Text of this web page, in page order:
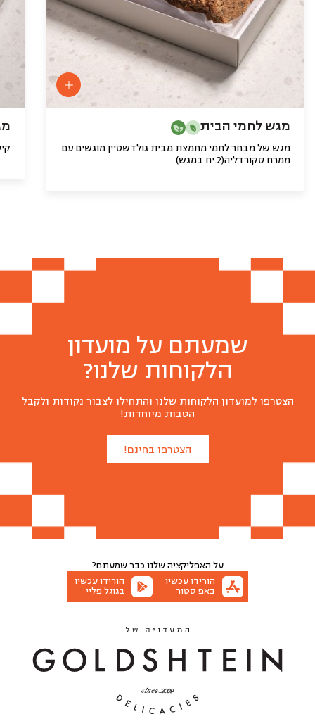
מגש לחמי הבית
מגש של מבחר לחמי מחמצת מבית גולדשטיין מוגשים עם
ממרח סקורדליה(2 יח במגש)
מגש גבינות בוטיק
כמה לארוז לכם?
12 אורחים
שמעתם על מועדון
הלקוחות שלנו?
הצטרפו למועדון הלקוחות שלנו והתחילו לצבור נקודות ולקבל
הטבות מיוחדות!
הצטרפו בחינם!
על האפליקציה שלנו כבר שמעתם?
הורידו עכשיו
באפ סטור
הורידו עכשיו
בגוגל פליי